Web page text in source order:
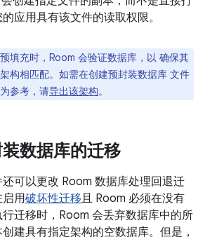
应用具有该文件的读取权限。
填充时，Room 会验证数据库，以 确保其
构相匹配。如需在创建预封装数据库 文件
参考，请导出该架构。
数据库的迁移
可以更改 Room 数据库处理回退迁
用破坏性迁移且 Room 必须在没有
迁移时，Room 会丢弃数据库中的所
建具有指定架构的空数据库。但是，